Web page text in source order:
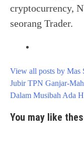
cryptocurrency,
seorang Trader.
View all posts by Mas
Post
navigation
Jubir TPN Ganjar-
Dalam Musibah Ada
You may like